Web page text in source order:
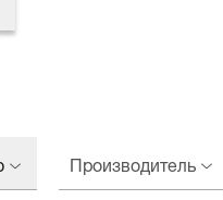
Производитель